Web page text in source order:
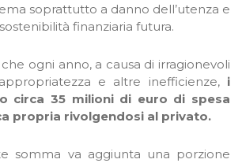
soprattutto a danno dell’utenza e
finanziaria futura.
ogni anno, a causa di irragionevoli
e altre inefficienze, i
circa 35 milioni di euro di spesa
propria rivolgendosi al privato.
somma va aggiunta una porzione